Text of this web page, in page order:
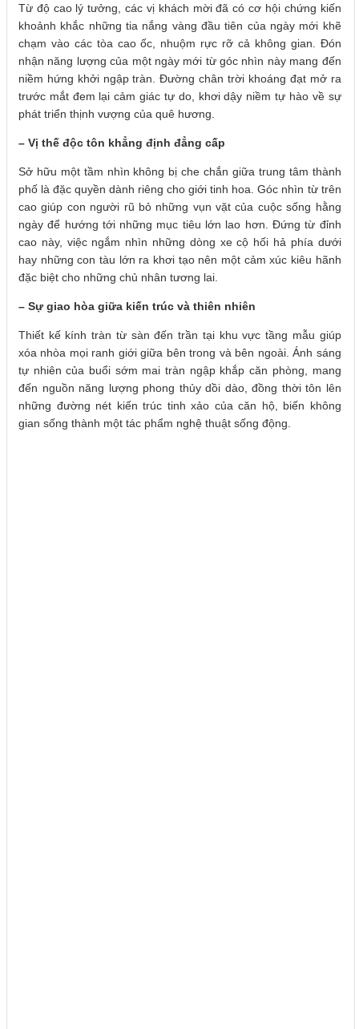
Từ độ cao lý tưởng, các vị khách mời đã có cơ hội chứng kiến
khoảnh khắc những tia nắng vàng đầu tiên của ngày mới khẽ
chạm vào các tòa cao ốc, nhuộm rực rỡ cả không gian. Đón
nhận năng lượng của một ngày mới từ góc nhìn này mang đến
niềm hứng khởi ngập tràn. Đường chân trời khoáng đạt mở ra
trước mắt đem lại cảm giác tự do, khơi dậy niềm tự hào về sự
phát triển thịnh vượng của quê hương.
– Vị thế độc tôn khẳng định đẳng cấp
Sở hữu một tầm nhìn không bị che chắn giữa trung tâm thành
phố là đặc quyền dành riêng cho giới tinh hoa. Góc nhìn từ trên
cao giúp con người rũ bỏ những vụn vặt của cuộc sống hằng
ngày để hướng tới những mục tiêu lớn lao hơn. Đứng từ đỉnh
cao này, việc ngắm nhìn những dòng xe cộ hối hả phía dưới
hay những con tàu lớn ra khơi tạo nên một cảm xúc kiêu hãnh
đặc biệt cho những chủ nhân tương lai.
– Sự giao hòa giữa kiến trúc và thiên nhiên
Thiết kế kính tràn từ sàn đến trần tại khu vực tầng mẫu giúp
xóa nhòa mọi ranh giới giữa bên trong và bên ngoài. Ánh sáng
tự nhiên của buổi sớm mai tràn ngập khắp căn phòng, mang
đến nguồn năng lượng phong thủy dồi dào, đồng thời tôn lên
những đường nét kiến trúc tinh xảo của căn hộ, biến không
gian sống thành một tác phẩm nghệ thuật sống động.